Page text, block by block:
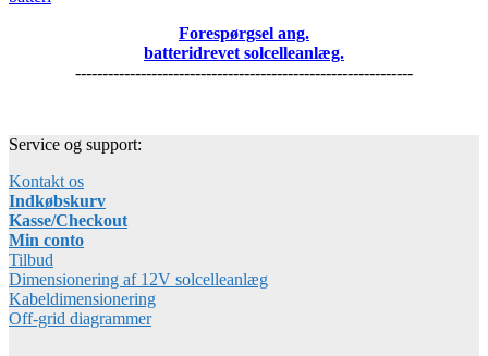
Forespørgsel ang.
batteridrevet solcelleanlæg.
--------------------------------------------------------------
Service og support:
Kontakt os
Indkøbskurv
Kasse/Checkout
Min conto
Tilbud
Dimensionering af 12V solcelleanlæg
Kabeldimensionering
Off-grid diagrammer